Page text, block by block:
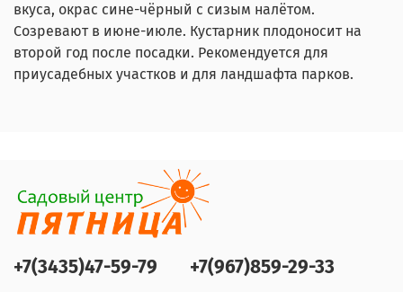
вкуса, окрас сине-чёрный с сизым налётом.
Созревают в июне-июле. Кустарник плодоносит на
второй год после посадки. Рекомендуется для
приусадебных участков и для ландшафта парков.
+7(3435)47-59-79 +7(967)859-29-33